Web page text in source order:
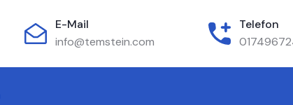
E-Mail
info@temstein.com
Telefon